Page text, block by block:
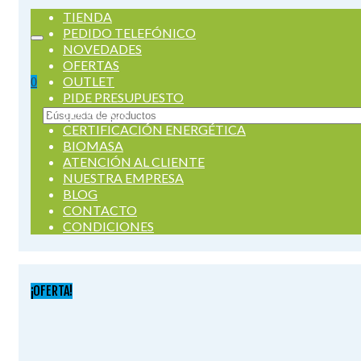
0
Buscar
por:
TIENDA
PEDIDO TELEFÓNICO
NOVEDADES
OFERTAS
OUTLET
PIDE PRESUPUESTO
SERVICIOS
CERTIFICACIÓN ENERGÉTICA
BIOMASA
ATENCIÓN AL CLIENTE
NUESTRA EMPRESA
BLOG
CONTACTO
CONDICIONES
¡OFERTA!